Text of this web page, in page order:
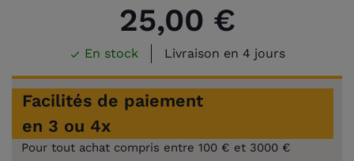
25,00 €
 En stock Livraison en 4 jours
Facilités de paiement
en 3 ou 4x
Pour tout achat compris entre 100 € et 3000 €